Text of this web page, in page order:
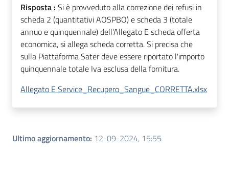
Risposta : Si è provveduto alla correzione dei refusi in
scheda 2 (quantitativi AOSPBO) e scheda 3 (totale
annuo e quinquennale) dell'Allegato E scheda offerta
economica, si allega scheda corretta. Si precisa che
sulla Piattaforma Sater deve essere riportato l'importo
quinquennale totale Iva esclusa della fornitura.
Allegato E Service_Recupero_Sangue_CORRETTA.xlsx
Ultimo aggiornamento: 12-09-2024, 15:55